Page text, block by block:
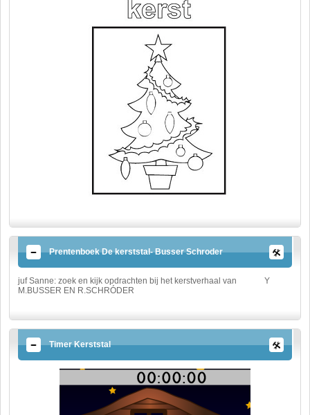
Prentenboek De kerststal- Busser Schroder
juf Sanne: zoek en kijk opdrachten bij het kerstverhaal van
M.BUSSER EN R.SCHRÓDER
Y
Timer Kerststal